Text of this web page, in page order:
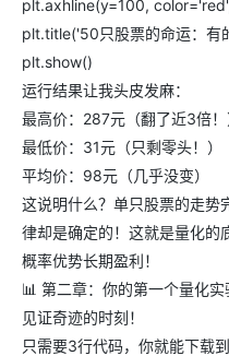
plt.axhline(y=100,
plt.title('50只股票的命运：有
plt.show()
运行结果让我头皮发麻：
最高价：287元（翻了近3倍！
最低价：31元（只剩零头！）
平均价：98元（几乎没变）
这说明什么？单只股票的走势
律却是确定的！这就是量化的
概率优势长期盈利！
📊 第二章：你的第一个量化实
见证奇迹的时刻！
只需要3行代码，你就能下载